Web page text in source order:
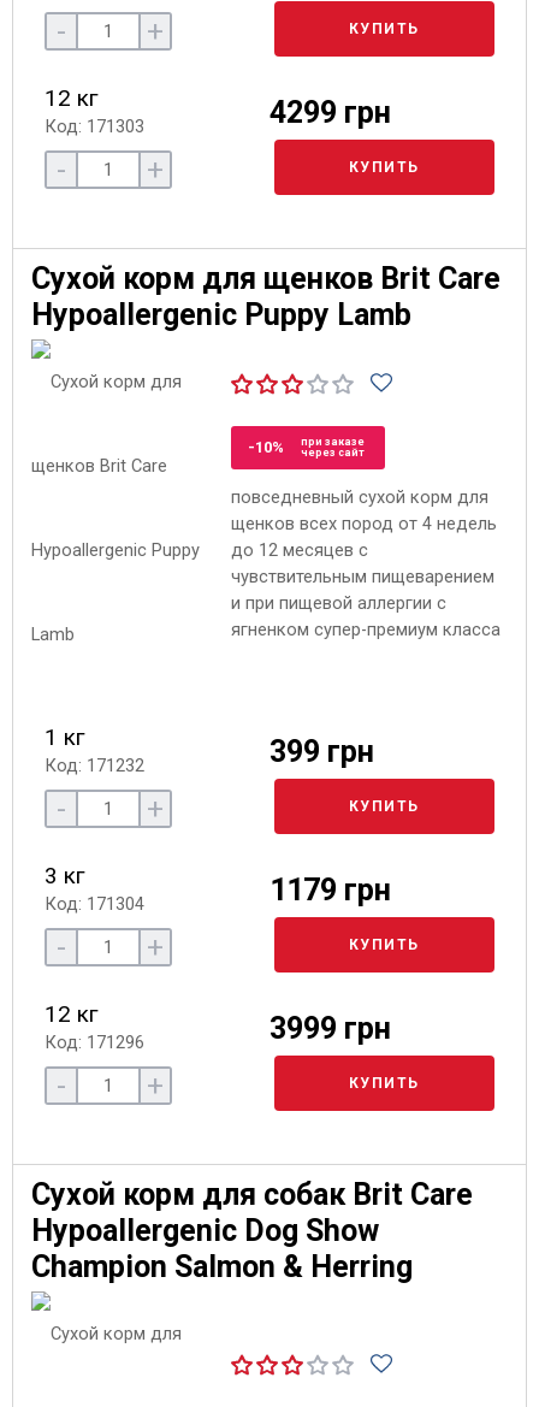
- + КУПИТЬ
12 кг
Код: 171303 4299 грн
- + КУПИТЬ
Сухой корм для щенков Brit Care
Hypoallergenic Puppy Lamb
-10%
при заказе
через сайт
повседневный сухой корм для
щенков всех пород от 4 недель
до 12 месяцев с
чувствительным пищеварением
и при пищевой аллергии с
ягненком супер-премиум класса
1 кг
Код: 171232 399 грн
- + КУПИТЬ
3 кг
Код: 171304 1179 грн
- + КУПИТЬ
12 кг
Код: 171296 3999 грн
- + КУПИТЬ
Сухой корм для собак Brit Care
Hypoallergenic Dog Show
Champion Salmon & Herring